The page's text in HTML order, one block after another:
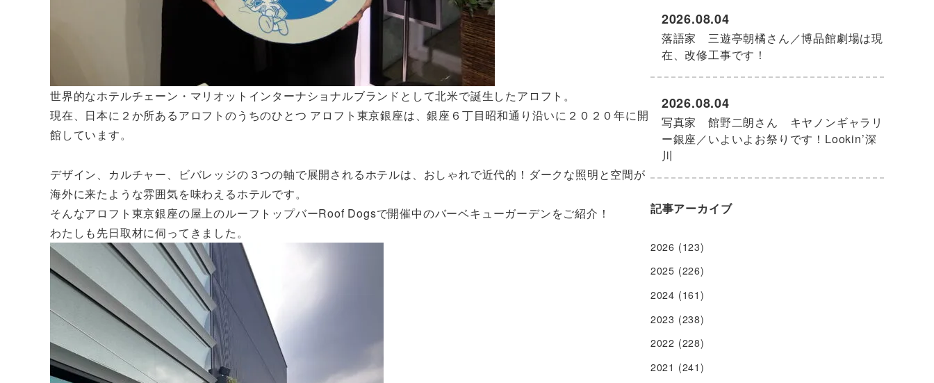
世界的なホテルチェーン・マリオットインターナショナルブランドとして北米で誕生したアロフト。
現在、日本に２か所あるアロフトのうちのひとつ アロフト東京銀座は、銀座６丁目昭和通り沿いに２０２０年に開
館しています。
デザイン、カルチャー、ビバレッジの３つの軸で展開されるホテルは、おしゃれで近代的！ダークな照明と空間が
海外に来たような雰囲気を味わえるホテルです。
そんなアロフト東京銀座の屋上のルーフトップバーRoof Dogsで開催中のバーベキューガーデンをご紹介！
わたしも先日取材に伺ってきました。
落語家 三遊亭朝橘さん／博品館劇場は現
在、改修工事です！
2026.08.04
写真家 館野二朗さん キヤノンギャラリ
ー銀座／いよいよお祭りです！Lookin’深
川
2026.08.04
記事アーカイブ
2026 (123)
2025 (226)
2024 (161)
2023 (238)
2022 (228)
2021 (241)